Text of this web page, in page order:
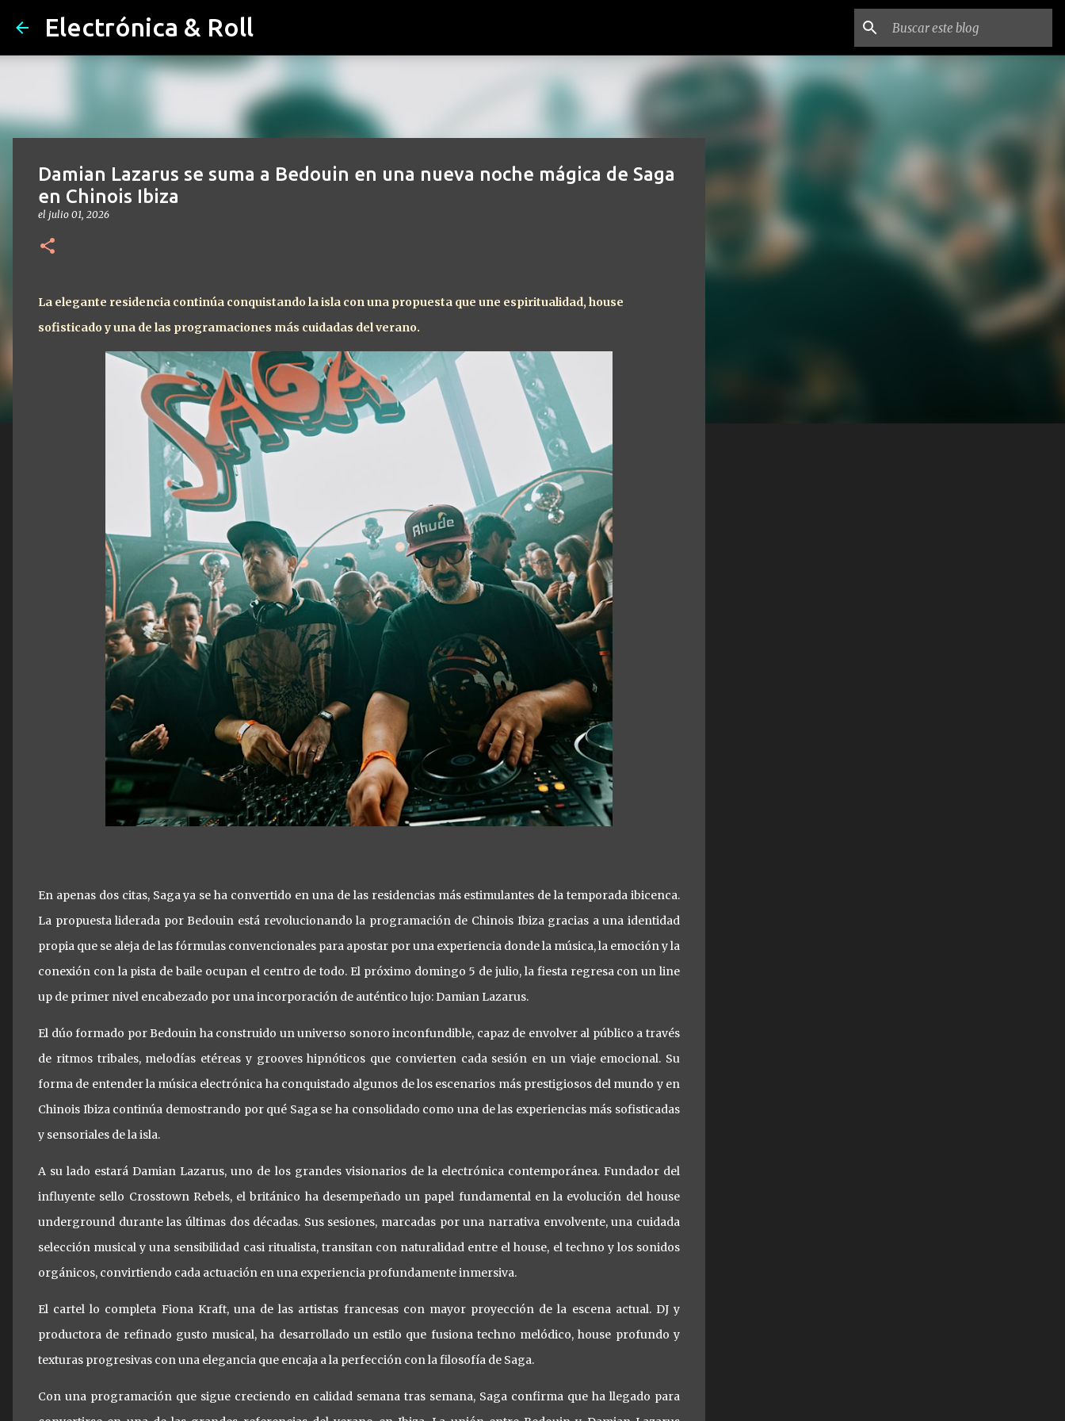
Electrónica & Roll
Damian Lazarus se suma a Bedouin en una nueva noche mágica de Saga
en Chinois Ibiza
el julio 01, 2026
La elegante residencia continúa conquistando la isla con una propuesta que une espiritualidad, house
sofisticado y una de las programaciones más cuidadas del verano.
En apenas dos citas, Saga ya se ha convertido en una de las residencias más estimulantes de la temporada ibicenca.
La propuesta liderada por Bedouin está revolucionando la programación de Chinois Ibiza gracias a una identidad
propia que se aleja de las fórmulas convencionales para apostar por una experiencia donde la música, la emoción y la
conexión con la pista de baile ocupan el centro de todo. El próximo domingo 5 de julio, la fiesta regresa con un line
up de primer nivel encabezado por una incorporación de auténtico lujo: Damian Lazarus.
El dúo formado por Bedouin ha construido un universo sonoro inconfundible, capaz de envolver al público a través
de ritmos tribales, melodías etéreas y grooves hipnóticos que convierten cada sesión en un viaje emocional. Su
forma de entender la música electrónica ha conquistado algunos de los escenarios más prestigiosos del mundo y en
Chinois Ibiza continúa demostrando por qué Saga se ha consolidado como una de las experiencias más sofisticadas
y sensoriales de la isla.
A su lado estará Damian Lazarus, uno de los grandes visionarios de la electrónica contemporánea. Fundador del
influyente sello Crosstown Rebels, el británico ha desempeñado un papel fundamental en la evolución del house
underground durante las últimas dos décadas. Sus sesiones, marcadas por una narrativa envolvente, una cuidada
selección musical y una sensibilidad casi ritualista, transitan con naturalidad entre el house, el techno y los sonidos
orgánicos, convirtiendo cada actuación en una experiencia profundamente inmersiva.
El cartel lo completa Fiona Kraft, una de las artistas francesas con mayor proyección de la escena actual. DJ y
productora de refinado gusto musical, ha desarrollado un estilo que fusiona techno melódico, house profundo y
texturas progresivas con una elegancia que encaja a la perfección con la filosofía de Saga.
Con una programación que sigue creciendo en calidad semana tras semana, Saga confirma que ha llegado para